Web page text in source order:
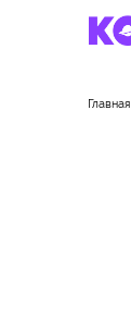
Главная